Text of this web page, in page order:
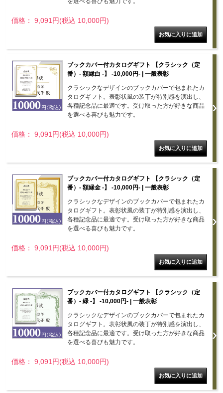
価格： 9,091円(税込 10,000円)
ブックカバー付カタログギフト 【クラシック（定
番）- 額縁白 -】 -10,000円- | 一般表彰
クラシックなデザインのブックカバーで包まれたカ
タログギフト。表彰状風の装丁が特別感を演出し、
各種記念品に最適です。受け取った方が好きな商品
を選べる喜びも魅力です。
価格： 9,091円(税込 10,000円)
ブックカバー付カタログギフト 【クラシック（定
番）- 額縁金 -】 -10,000円- | 一般表彰
クラシックなデザインのブックカバーで包まれたカ
タログギフト。表彰状風の装丁が特別感を演出し、
各種記念品に最適です。受け取った方が好きな商品
を選べる喜びも魅力です。
価格： 9,091円(税込 10,000円)
ブックカバー付カタログギフト 【クラシック（定
番）- 緑 -】 -10,000円- | 一般表彰
クラシックなデザインのブックカバーで包まれたカ
タログギフト。表彰状風の装丁が特別感を演出し、
各種記念品に最適です。受け取った方が好きな商品
を選べる喜びも魅力です。
価格： 9,091円(税込 10,000円)